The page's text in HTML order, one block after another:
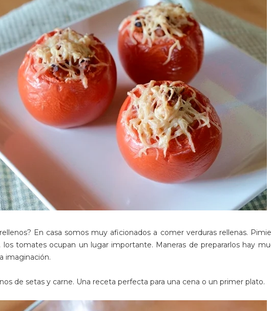
En casa somos muy aficionados a comer verduras rellenas.
los tomates ocupan un lugar importante. Maneras de prepararlos hay
imaginación.
de setas y carne. Una receta perfecta para una cena o un primer plato.